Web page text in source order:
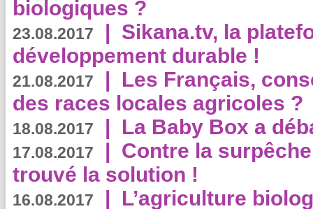
biologiques ?
23.08.2017 | Sikana.tv, la
développement durable !
21.08.2017 | Les Français,
des races locales agricoles ?
18.08.2017 | La Baby Box a
17.08.2017 | Contre la
trouvé la solution !
16.08.2017 | L’agriculture